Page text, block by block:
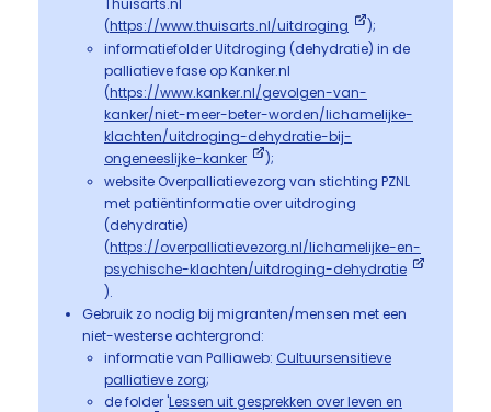
Thuisarts.nl
(https://www.thuisarts.nl/uitdroging
);
informatiefolder Uitdroging (dehydratie) in de
palliatieve fase op Kanker.nl
(https://www.kanker.nl/gevolgen-van-
kanker/niet-meer-beter-worden/lichamelijke-
klachten/uitdroging-dehydratie-bij-
ongeneeslijke-kanker
);
website Overpalliatievezorg van stichting PZNL
met patiëntinformatie over uitdroging
(dehydratie)
(https://overpalliatievezorg.nl/lichamelijke-en-
psychische-klachten/uitdroging-dehydratie
).
Gebruik zo nodig bij migranten/mensen met een
niet-westerse achtergrond:
informatie van Palliaweb: Cultuursensitieve
palliatieve zorg;
de folder 'Lessen uit gesprekken over leven en